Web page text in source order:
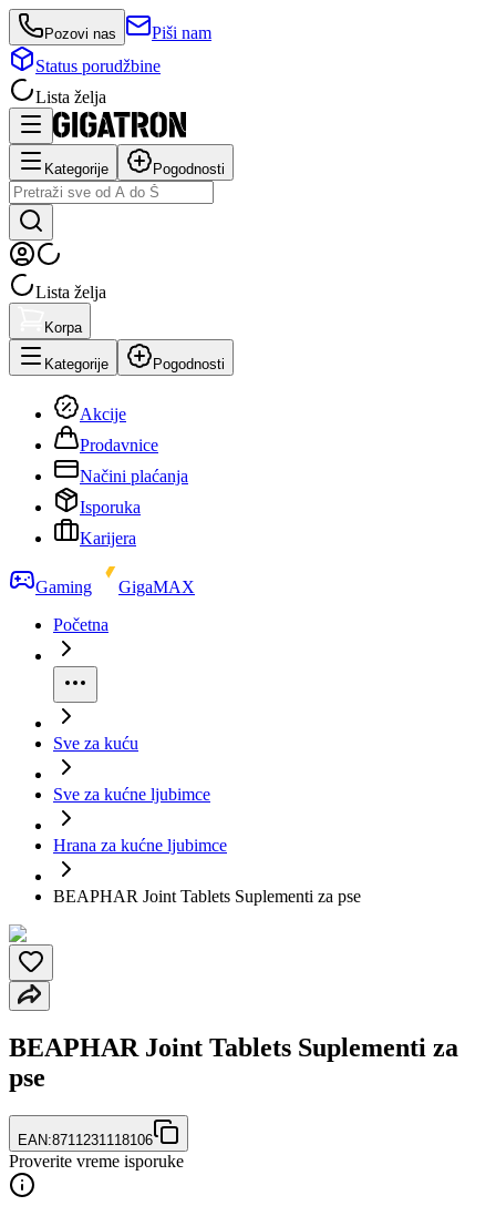
Pozovi nas
Piši nam
Status porudžbine
Lista želja
Kategorije Pogodnosti
Lista želja
Korpa
Kategorije Pogodnosti
Akcije
Prodavnice
Načini plaćanja
Isporuka
Karijera
Gaming
GigaMAX
Početna
Sve za kuću
Sve za kućne ljubimce
Hrana za kućne ljubimce
BEAPHAR Joint Tablets Suplementi za pse
BEAPHAR Joint Tablets Suplementi za
pse
EAN:8711231118106
Proverite vreme isporuke